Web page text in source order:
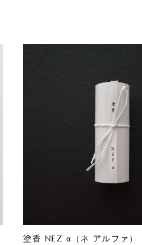
塗香 NEZ α（ネ アルファ）